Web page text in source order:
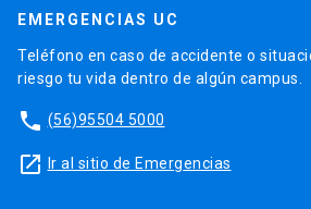
EMERGENCIAS UC
Teléfono en caso de accidente o
riesgo tu vida dentro de algún campus.
phone (56)95504 5000
launch Ir al sitio de Emergencias